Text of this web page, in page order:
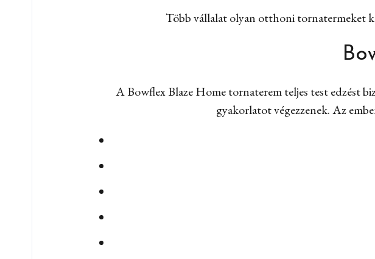
Több vállalat olyan otthoni tornatermeket
A Bowflex Blaze Home tornaterem teljes test edzést
gyakorlatot végezzenek. Az